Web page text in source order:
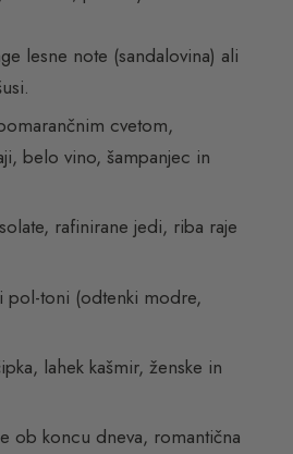
lesne note (sandalovina) ali
cvetom,
belo vino, šampanjec in
rafinirane jedi, riba raje
pol-toni (odtenki modre,
lahek kašmir, ženske in
ob koncu dneva, romantična